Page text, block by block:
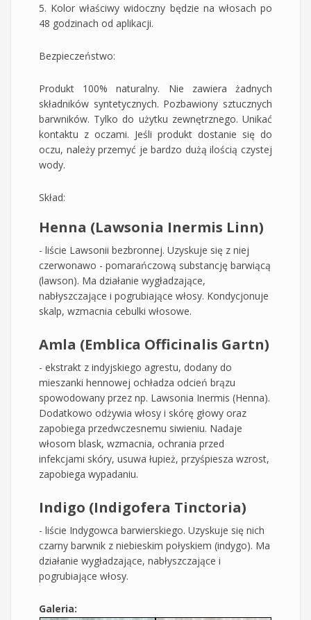
5. Kolor właściwy widoczny będzie na włosach po
48 godzinach od aplikacji.
Bezpieczeństwo:
Produkt 100% naturalny. Nie zawiera żadnych
składników syntetycznych. Pozbawiony sztucznych
barwników. Tylko do użytku zewnętrznego. Unikać
kontaktu z oczami. Jeśli produkt dostanie się do
oczu, należy przemyć je bardzo dużą ilością czystej
wody.
Skład:
Henna (Lawsonia Inermis Linn)
- liście Lawsonii bezbronnej. Uzyskuje się z niej
czerwonawo - pomarańczową substancję barwiącą
(lawson). Ma działanie wygładzające,
nabłyszczające i pogrubiające włosy. Kondycjonuje
skalp, wzmacnia cebulki włosowe.
Amla (Emblica Officinalis Gartn)
- ekstrakt z indyjskiego agrestu, dodany do
mieszanki hennowej ochładza odcień brązu
spowodowany przez np. Lawsonia Inermis (Henna).
Dodatkowo odżywia włosy i skórę głowy oraz
zapobiega przedwczesnemu siwieniu. Nadaje
włosom blask, wzmacnia, ochrania przed
infekcjami skóry, usuwa łupież, przyśpiesza wzrost,
zapobiega wypadaniu.
Indigo (Indigofera Tinctoria)
- liście Indygowca barwierskiego. Uzyskuje się nich
czarny barwnik z niebieskim połyskiem (indygo). Ma
działanie wygładzające, nabłyszczające i
pogrubiające włosy.
Galeria: